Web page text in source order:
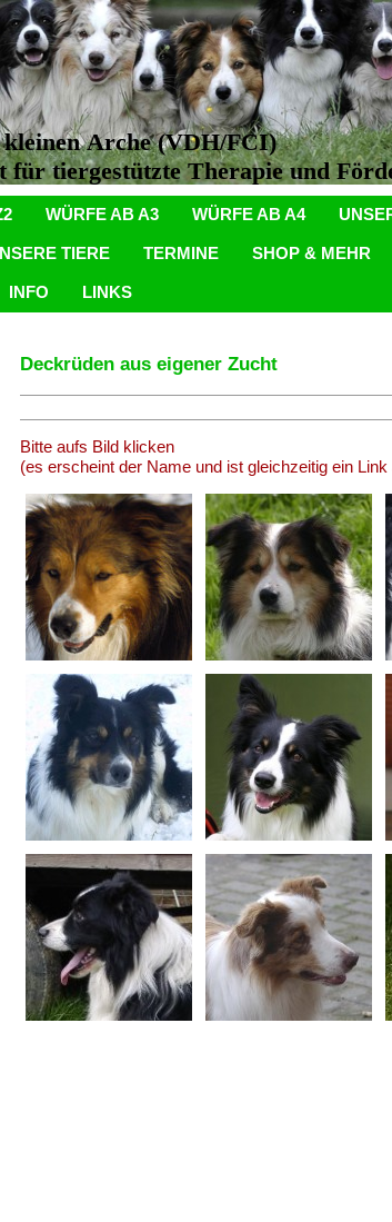
Arche (VDH/FCI)
tiergestützte Therapie und
WÜRFE AB A3 WÜRFE AB A4
TIERE TERMINE SHOP & MEHR
INFO LINKS
Deckrüden aus eigener Zucht
Bitte aufs Bild klicken
(es erscheint der Name und ist gleichzeitig ein